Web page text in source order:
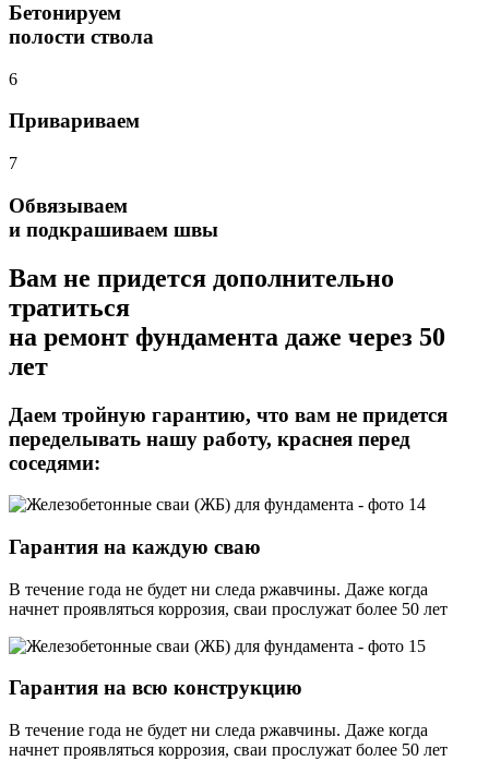
Бетонируем
полости ствола
6
Привариваем
7
Обвязываем
и подкрашиваем швы
Вам не придется дополнительно
тратиться
на ремонт фундамента даже через 50
лет
Даем тройную гарантию, что вам не придется
переделывать нашу работу, краснея перед
соседями:
Гарантия на каждую сваю
В течение года не будет ни следа ржавчины. Даже когда
начнет проявляться коррозия, сваи прослужат более 50 лет
Гарантия на всю конструкцию
В течение года не будет ни следа ржавчины. Даже когда
начнет проявляться коррозия, сваи прослужат более 50 лет